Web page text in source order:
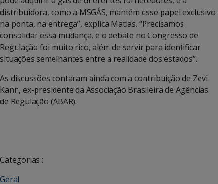
distribuidora, como a MSGÁS, mantém esse papel exclusivo
na ponta, na entrega”, explica Matias. “Precisamos
consolidar essa mudança, e o debate no Congresso de
Regulação foi muito rico, além de servir para identificar
situações semelhantes entre a realidade dos estados”.
As discussões contaram ainda com a contribuição de Zevi
Kann, ex-presidente da Associação Brasileira de Agências
de Regulação (ABAR).
Categorias :
Geral